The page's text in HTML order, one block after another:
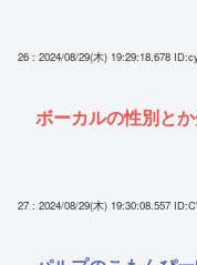
26 : 2024/08/29(木) 19:29:18.678
ボーカルの性別と
27 : 2024/08/29(木) 19:30:08.557